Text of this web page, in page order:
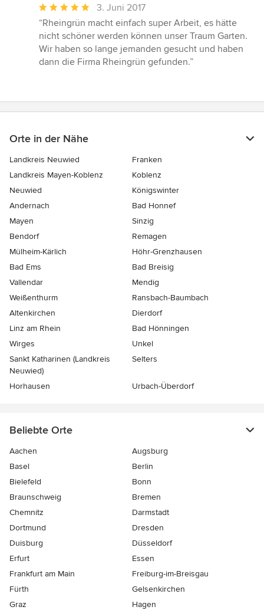
Durchschnittliche
Bewertung:
5
von
5
3. Juni 2017
“Rheingrün macht einfach super Arbeit, es hätte
nicht schöner werden können unser Traum Garten.
Wir haben so lange jemanden gesucht und haben
dann die Firma Rheingrün gefunden.”
Orte in der Nähe
Landkreis Neuwied
Franken
Landkreis Mayen-Koblenz
Koblenz
Neuwied
Königswinter
Andernach
Bad Honnef
Mayen
Sinzig
Bendorf
Remagen
Mülheim-Kärlich
Höhr-Grenzhausen
Bad Ems
Bad Breisig
Vallendar
Mendig
Weißenthurm
Ransbach-Baumbach
Altenkirchen
Dierdorf
Linz am Rhein
Bad Hönningen
Wirges
Unkel
Sankt Katharinen (Landkreis
Neuwied)
Selters
Horhausen Urbach-Überdorf
Beliebte Orte
Aachen
Augsburg
Basel
Berlin
Bielefeld
Bonn
Braunschweig
Bremen
Chemnitz
Darmstadt
Dortmund
Dresden
Duisburg
Düsseldorf
Erfurt
Essen
Frankfurt am Main
Freiburg-im-Breisgau
Fürth
Gelsenkirchen
Graz
Hagen